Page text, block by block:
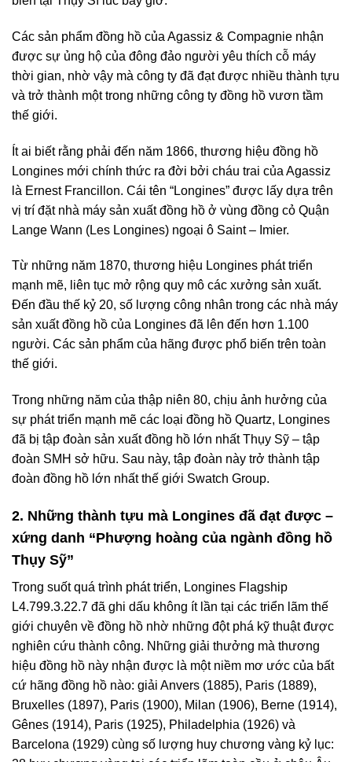
Các sản phẩm đồng hồ của Agassiz & Compagnie nhận
được sự ủng hộ của đông đảo người yêu thích cỗ máy
thời gian, nhờ vậy mà công ty đã đạt được nhiều thành tựu
và trở thành một trong những công ty đồng hồ vươn tầm
thế giới.
Ít ai biết rằng phải đến năm 1866, thương hiệu đồng hồ
Longines mới chính thức ra đời bởi cháu trai của Agassiz
là Ernest Francillon. Cái tên “Longines” được lấy dựa trên
vị trí đặt nhà máy sản xuất đồng hồ ở vùng đồng cỏ Quận
Lange Wann (Les Longines) ngoại ô Saint – Imier.
Từ những năm 1870, thương hiệu Longines phát triển
mạnh mẽ, liên tục mở rộng quy mô các xưởng sản xuất.
Đến đầu thế kỷ 20, số lượng công nhân trong các nhà máy
sản xuất đồng hồ của Longines đã lên đến hơn 1.100
người. Các sản phẩm của hãng được phổ biến trên toàn
thế giới.
Trong những năm của thập niên 80, chịu ảnh hưởng của
sự phát triển mạnh mẽ các loại đồng hồ Quartz, Longines
đã bị tập đoàn sản xuất đồng hồ lớn nhất Thụy Sỹ – tập
đoàn SMH sở hữu. Sau này, tập đoàn này trở thành tập
đoàn đồng hồ lớn nhất thế giới Swatch Group.
2. Những thành tựu mà Longines đã đạt được –
xứng danh “Phượng hoàng của ngành đồng hồ
Thụy Sỹ”
Trong suốt quá trình phát triển, Longines Flagship
L4.799.3.22.7 đã ghi dấu không ít lần tại các triển lãm thế
giới chuyên về đồng hồ nhờ những đột phá kỹ thuật được
nghiên cứu thành công. Những giải thưởng mà thương
hiệu đồng hồ này nhận được là một niềm mơ ước của bất
cứ hãng đồng hồ nào: giải Anvers (1885), Paris (1889),
Bruxelles (1897), Paris (1900), Milan (1906), Berne (1914),
Gênes (1914), Paris (1925), Philadelphia (1926) và
Barcelona (1929) cùng số lượng huy chương vàng kỷ lục: